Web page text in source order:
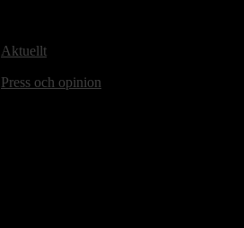
Aktuellt
Press och opinion